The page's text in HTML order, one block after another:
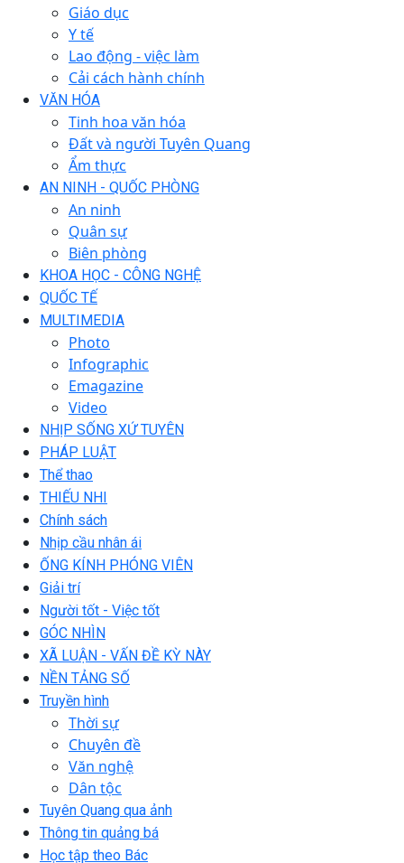
Giáo dục
Y tế
Lao động - việc làm
Cải cách hành chính
VĂN HÓA
Tinh hoa văn hóa
Đất và người Tuyên Quang
Ẩm thực
AN NINH - QUỐC PHÒNG
An ninh
Quân sự
Biên phòng
KHOA HỌC - CÔNG NGHỆ
QUỐC TẾ
MULTIMEDIA
Photo
Infographic
Emagazine
Video
NHỊP SỐNG XỨ TUYÊN
PHÁP LUẬT
Thể thao
THIẾU NHI
Chính sách
Nhịp cầu nhân ái
ỐNG KÍNH PHÓNG VIÊN
Giải trí
Người tốt - Việc tốt
GÓC NHÌN
XÃ LUẬN - VẤN ĐỀ KỲ NÀY
NỀN TẢNG SỐ
Truyền hình
Thời sự
Chuyên đề
Văn nghệ
Dân tộc
Tuyên Quang qua ảnh
Thông tin quảng bá
Học tập theo Bác